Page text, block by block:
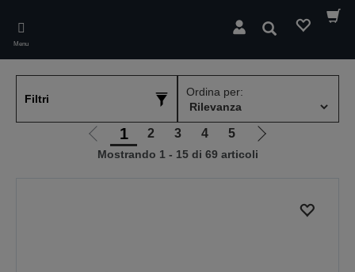
main
content
Menu
Cerca
Filtri
Ordina per:
Vai
alla
1 2 3 4 5
Vai
alla
Mostrando 1 - 15 di 69 articoli